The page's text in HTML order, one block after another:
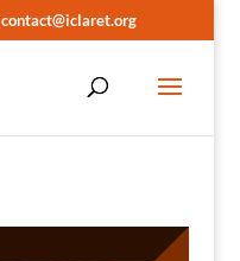
contact@iclaret.org